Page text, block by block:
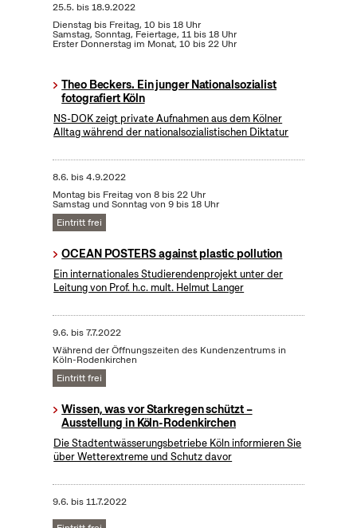
25.5. bis18.9.2022
Dienstag bis Freitag, 10 bis 18 Uhr
Samstag, Sonntag, Feiertage, 11 bis 18 Uhr
Erster Donnerstag im Monat, 10 bis 22 Uhr
Theo Beckers. Ein junger Nationalsozialist
fotografiert Köln
NS-DOK zeigt private Aufnahmen aus dem Kölner
Alltag während der nationalsozialistischen Diktatur
8.6. bis4.9.2022
Montag bis Freitag von 8 bis 22 Uhr
Samstag und Sonntag von 9 bis 18 Uhr
Eintritt frei
OCEAN POSTERS against plastic pollution
Ein internationales Studierendenprojekt unter der
Leitung von Prof. h.c. mult. Helmut Langer
9.6. bis7.7.2022
Während der Öffnungszeiten des Kundenzentrums in
Köln-Rodenkirchen
Eintritt frei
Wissen, was vor Starkregen schützt –
Ausstellung in Köln-Rodenkirchen
Die Stadtentwässerungsbetriebe Köln informieren Sie
über Wetterextreme und Schutz davor
9.6. bis11.7.2022